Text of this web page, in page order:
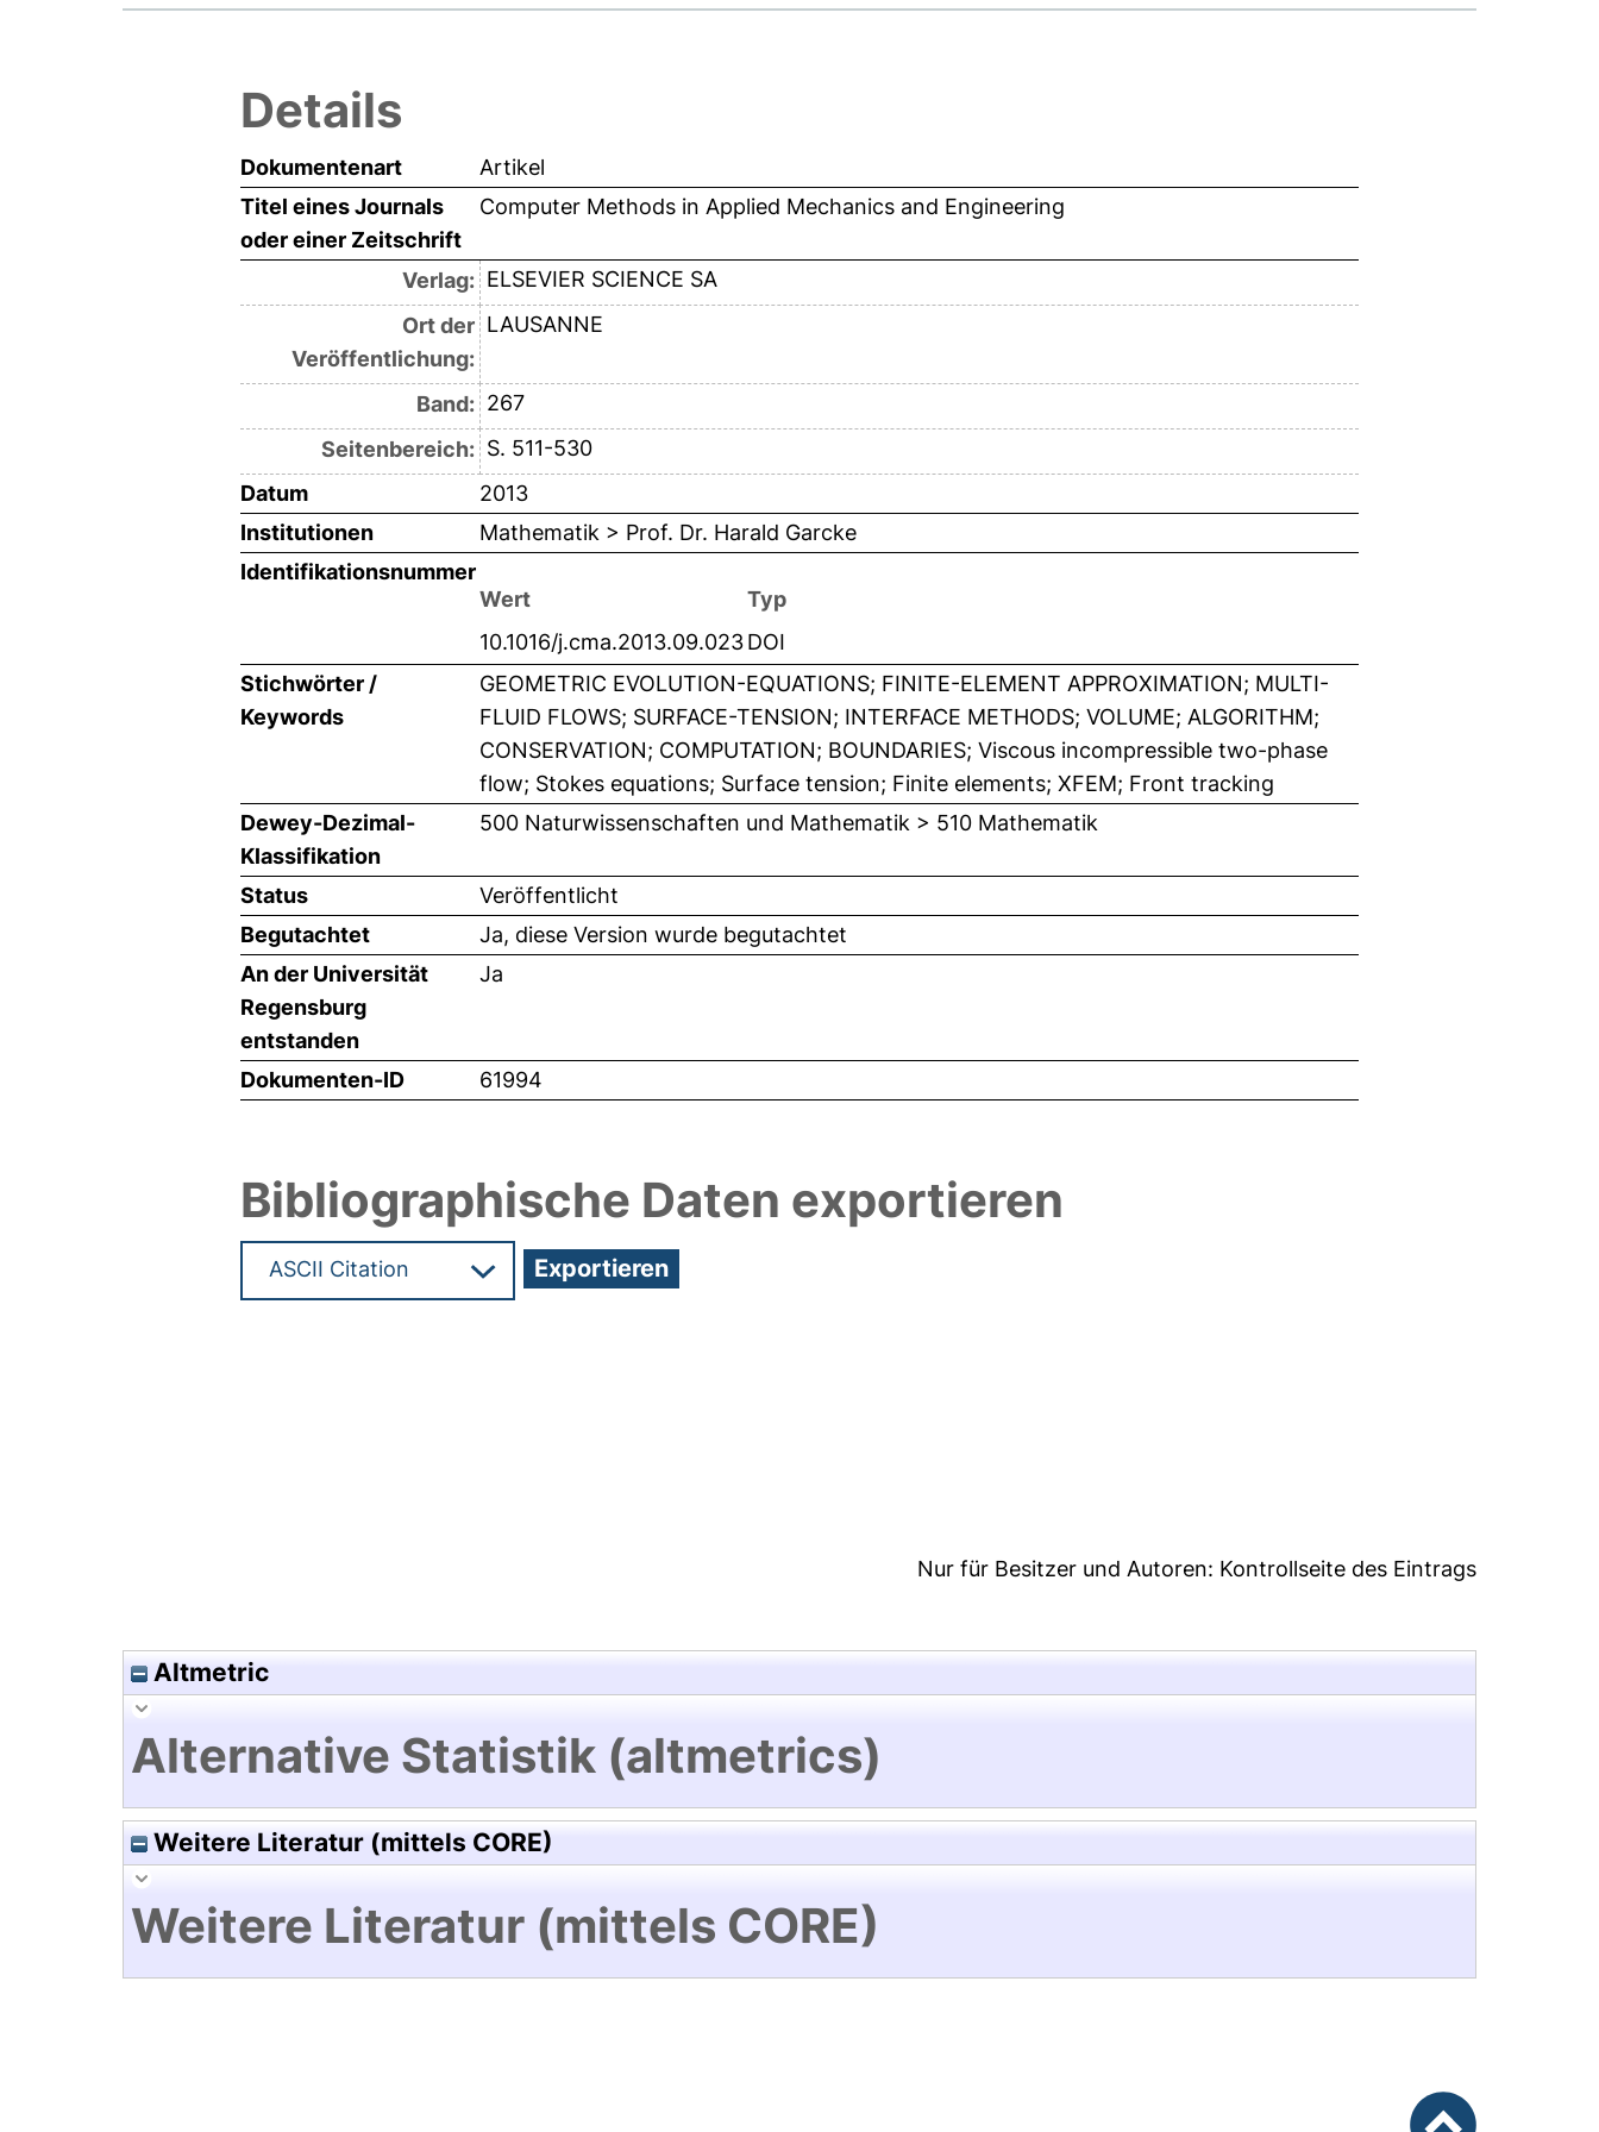
Details
Dokumentenart
Artikel
Titel eines Journals
oder einer Zeitschrift
Computer Methods in Applied Mechanics and Engineering
Verlag: ELSEVIER SCIENCE SA
Ort der
Veröffentlichung:
LAUSANNE
Band: 267
Seitenbereich: S. 511-530
Datum
2013
Institutionen
Mathematik > Prof. Dr. Harald Garcke
Identifikationsnummer
Wert
Typ
10.1016/j.cma.2013.09.023DOI
Stichwörter /
Keywords
GEOMETRIC EVOLUTION-EQUATIONS; FINITE-ELEMENT APPROXIMATION; MULTI-
FLUID FLOWS; SURFACE-TENSION; INTERFACE METHODS; VOLUME; ALGORITHM;
CONSERVATION; COMPUTATION; BOUNDARIES; Viscous incompressible two-phase
flow; Stokes equations; Surface tension; Finite elements; XFEM; Front tracking
Dewey-Dezimal-
Klassifikation
500 Naturwissenschaften und Mathematik > 510 Mathematik
Status
Veröffentlicht
Begutachtet
Ja, diese Version wurde begutachtet
An der Universität
Regensburg
entstanden
Ja
Dokumenten-ID 61994
Bibliographische Daten exportieren
Nur für Besitzer und Autoren: Kontrollseite des Eintrags
Altmetric
Alternative Statistik (altmetrics)
Weitere Literatur (mittels CORE)
Weitere Literatur (mittels CORE)